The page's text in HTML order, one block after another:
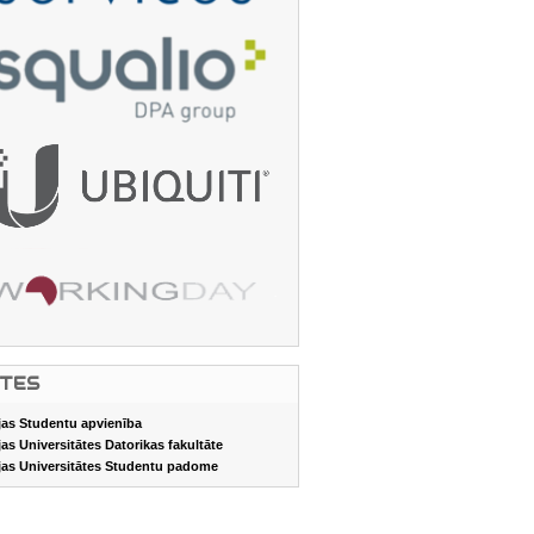
Studentu apvienība
Universitātes Datorikas fakultāte
Universitātes Studentu padome